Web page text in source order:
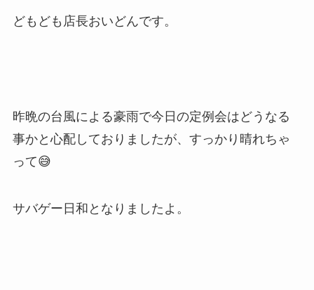
どもども店長おいどんです。
昨晩の台風による豪雨で今日の定例会はどうなる
事かと心配しておりましたが、すっかり晴れちゃ
って😅
サバゲー日和となりましたよ。